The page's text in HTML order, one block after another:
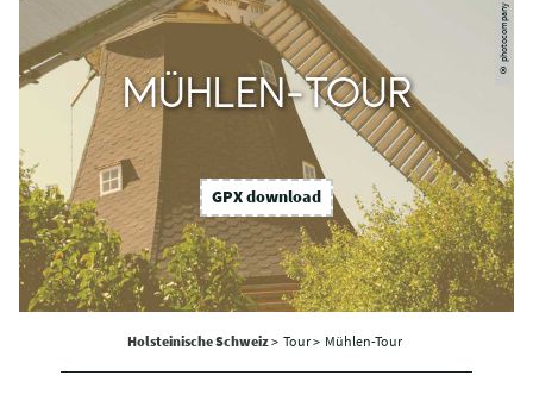
© photocompany
MÜHLEN-TOUR
GPX download
Holsteinische Schweiz> Tour > Mühlen-Tour